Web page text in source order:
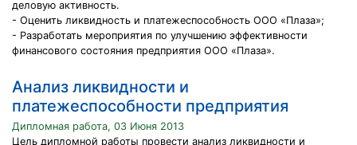
деловую активность.
- Оценить ликвидность и платежеспособность ООО «Плаза»;
- Разработать мероприятия по улучшению эффективности
финансового состояния предприятия ООО «Плаза».
Анализ ликвидности и
платежеспособности предприятия
Дипломная работа, 03 Июня 2013
Цель дипломной работы провести анализ ликвидности и